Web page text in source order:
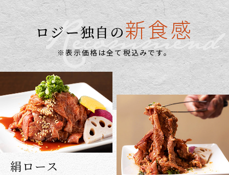
ロジー独自の新食感
※表示価格は全て税込みです。
絹ロース